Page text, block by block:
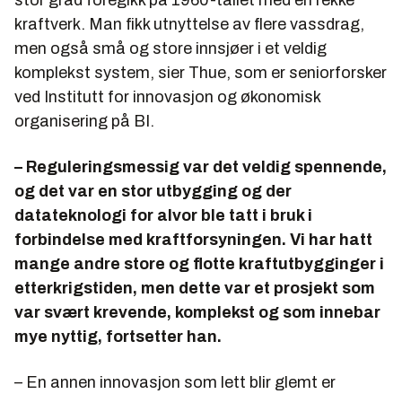
kraftverk. Man fikk utnyttelse av flere vassdrag,
men også små og store innsjøer i et veldig
komplekst system, sier Thue, som er seniorforsker
ved Institutt for innovasjon og økonomisk
organisering på BI.
– Reguleringsmessig var det veldig spennende,
og det var en stor utbygging og der
datateknologi for alvor ble tatt i bruk i
forbindelse med kraftforsyningen. Vi har hatt
mange andre store og flotte kraftutbygginger i
etterkrigstiden, men dette var et prosjekt som
var svært krevende, komplekst og som innebar
mye nyttig, fortsetter han.
– En annen innovasjon som lett blir glemt er